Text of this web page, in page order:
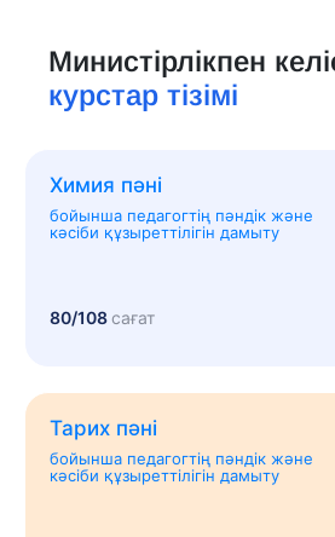
Министірлікпен
курстар тізімі
Химия пәні
бойынша педагогтің пәндік және
кәсіби құзыреттілігін дамыту
80/108сағат
Тарих пәні
бойынша педагогтің пәндік және
кәсіби құзыреттілігін дамыту